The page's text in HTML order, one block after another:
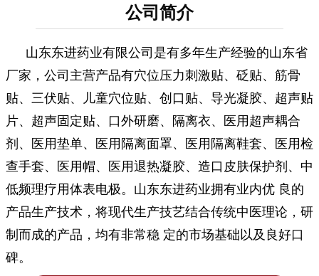
公司简介
山东东进药业有限公司是有多年生产经验的山东省
厂家，公司主营产品有穴位压力刺激贴、砭贴、筋骨
贴、三伏贴、儿童穴位贴、创口贴、导光凝胶、超声贴
片、超声固定贴、口外研磨、隔离衣、医用超声耦合
剂、医用垫单、医用隔离面罩、医用隔离鞋套、医用检
查手套、医用帽、医用退热凝胶、造口皮肤保护剂、中
低频理疗用体表电极。山东东进药业拥有业内优 良的
产品生产技术，将现代生产技艺结合传统中医理论，研
制而成的产品，均有非常稳 定的市场基础以及良好口
碑。